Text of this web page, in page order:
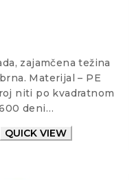
zajamčena težina
Materijal – PE
niti po kvadratnom
deni…
QUICK VIEW